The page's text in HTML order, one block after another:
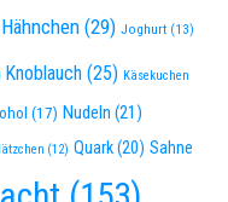
Hähnchen (29) Joghurt (13)
Knoblauch (25) Käsekuchen
(17) Nudeln (21)
(12) Quark(20) Sahne